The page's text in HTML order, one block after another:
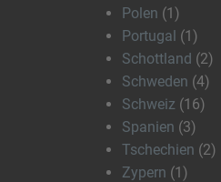
Polen (1)
Portugal (1)
Schottland (2)
Schweden (4)
Schweiz (16)
Spanien (3)
Tschechien (2)
Zypern (1)